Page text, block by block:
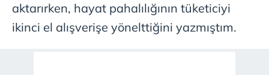
aktarırken, hayat pahalılığının tüketiciyi
ikinci el alışverişe yönelttiğini yazmıştım.